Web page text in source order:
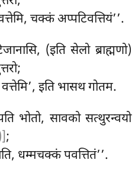
चक्कं अप्पटिवत्तियं’’.
(इति सेलो ब्राह्मणो)
इति भासथ गोतम.
भोतो, सावको सत्थुरन्वयो
;
धम्मचक्कं पवत्तितं’’.